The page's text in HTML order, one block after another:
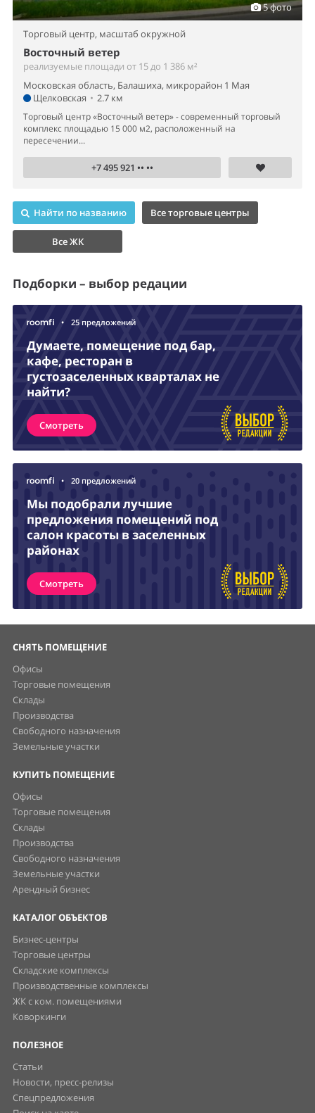
5 фото
Торговый центр, масштаб окружной
Восточный ветер
реализуемые площади от 15 до 1 386 м²
Московская область, Балашиха, микрорайон 1 Мая
Щелковская • 2.7 км
Торговый центр «Восточный ветер» - cовременный торговый
комплекс площадью 15 000 м2, расположенный на
пересечении...
+7 495 921 •• ••
Найти по названию Все торговые центры
Все ЖК
Подборки – выбор редации
• 25 предложений
Думаете, помещение под бар,
кафе, ресторан в
густозаселенных кварталах не
найти?
Смотреть
• 20 предложений
Мы подобрали лучшие
предложения помещений под
салон красоты в заселенных
районах
Смотреть
СНЯТЬ ПОМЕЩЕНИЕ
Офисы
Торговые помещения
Склады
Производства
Свободного назначения
Земельные участки
КУПИТЬ ПОМЕЩЕНИЕ
Офисы
Торговые помещения
Склады
Производства
Свободного назначения
Земельные участки
Арендный бизнес
КАТАЛОГ ОБЪЕКТОВ
Бизнес-центры
Торговые центры
Складские комплексы
Производственные комплексы
ЖК с ком. помещениями
Коворкинги
ПОЛЕЗНОЕ
Статьи
Новости, пресс-релизы
Спецпредложения